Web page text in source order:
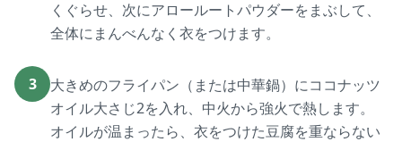
くぐらせ、次にアロールートパウダーをまぶして、
全体にまんべんなく衣をつけます。
3
大きめのフライパン（または中華鍋）にココナッツ
オイル大さじ2を入れ、中火から強火で熱します。
オイルが温まったら、衣をつけた豆腐を重ならない